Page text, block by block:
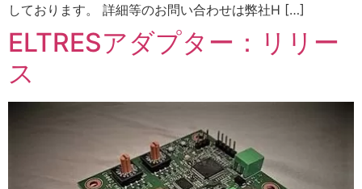
しております。 詳細等のお問い合わせは弊社H […]
ELTRESアダプター：リリー
ス